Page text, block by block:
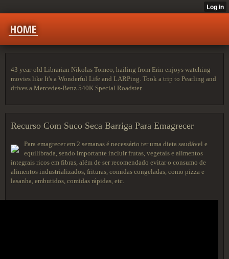
HOME
43 year-old Librarian Nikolas Tomeo, hailing from Erin enjoys watching
movies like It's a Wonderful Life and LARPing. Took a trip to Pearling and
drives a Mercedes-Benz 540K Special Roadster.
Recurso Com Suco Seca Barriga Para Emagrecer
Para emagrecer em 2 semanas é necessário ter uma dieta saudável e
equilibrada, sendo importante incluir frutas, vegetais e alimentos
integrais ricos em fibras, além de ser recomendado evitar o consumo de
alimentos industrializados, frituras, comidas congeladas, como pizza e
lasanha, embutidos, comidas rápidas, etc.